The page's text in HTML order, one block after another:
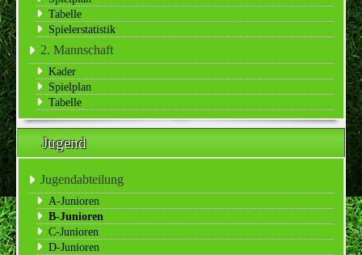
Tabelle
Spielerstatistik
2. Mannschaft
Kader
Spielplan
Tabelle
Jugend
Jugendabteilung
A-Junioren
B-Junioren
C-Junioren
D-Junioren